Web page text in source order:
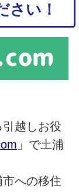
さい！
越しお役
」で土浦
への移住